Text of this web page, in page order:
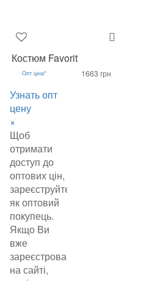
Костюм Favorit
Опт ціна*
Узнать опт
цену
×
Щоб
отримати
доступ до
оптових цін,
зареєструйтеся
як оптовий
покупець.
Якщо Ви
вже
зареєстровані
на сайті,
1663 грн